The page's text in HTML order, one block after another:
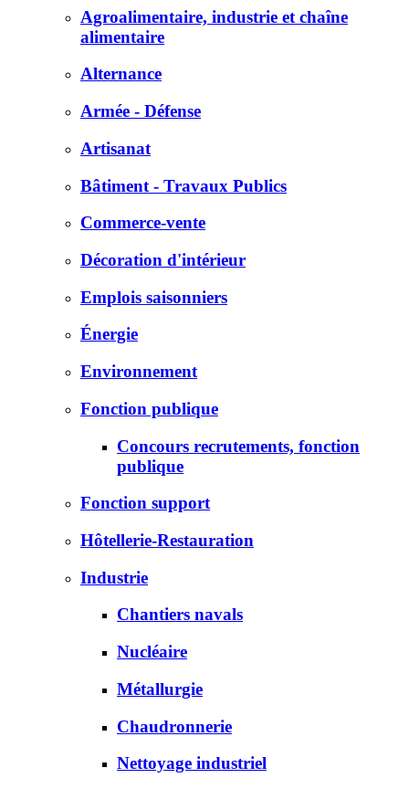
Agroalimentaire, industrie et chaîne
alimentaire
Alternance
Armée - Défense
Artisanat
Bâtiment - Travaux Publics
Commerce-vente
Décoration d'intérieur
Emplois saisonniers
Énergie
Environnement
Fonction publique
Concours recrutements, fonction
publique
Fonction support
Hôtellerie-Restauration
Industrie
Chantiers navals
Nucléaire
Métallurgie
Chaudronnerie
Nettoyage industriel